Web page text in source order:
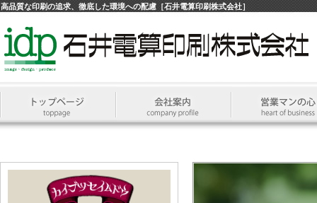
高品質な印刷の追求、徹底した環境への配慮［石井電算印刷株式会社］